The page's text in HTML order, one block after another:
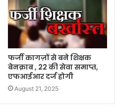
फर्जी कागज़ों से बने शिक्षक
बेनक़ाब , 22 की सेवा समाप्त,
एफआईआर दर्ज होगी
August 21, 2025